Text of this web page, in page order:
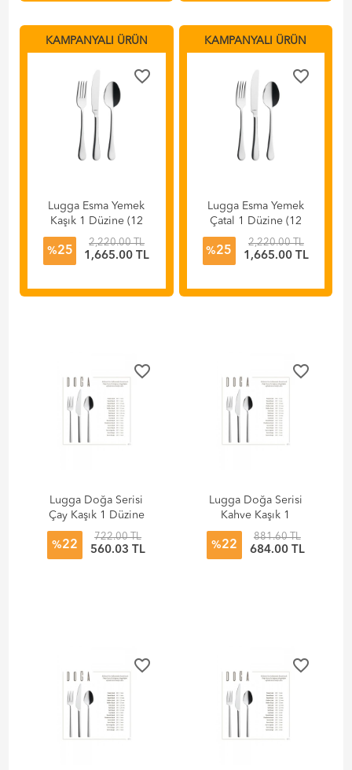
KAMPANYALI ÜRÜN
favorite_border
Lugga Esma Yemek
Kaşık 1 Düzine (12
Adet)
%25
2,220.00 TL
1,665.00 TL
KAMPANYALI ÜRÜN
favorite_border
Lugga Esma Yemek
Çatal 1 Düzine (12
Adet)
%25
2,220.00 TL
1,665.00 TL
favorite_border
Lugga Doğa Serisi
Çay Kaşık 1 Düzine
(12 Adet)
%22
722.00 TL
560.03 TL
favorite_border
Lugga Doğa Serisi
Kahve Kaşık 1
Düzine (12 Adet)
%22
881.60 TL
684.00 TL
favorite_border favorite_border